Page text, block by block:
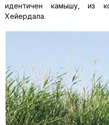
идентичен камышу, из
Хейердала.